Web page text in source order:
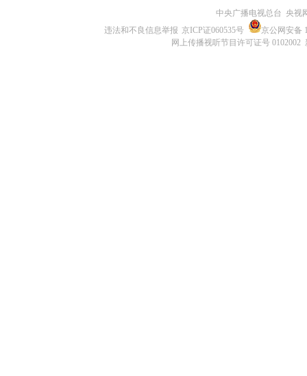
中央广播电视总台 央视
违法和不良信息举报 京ICP证060535号
京公网安备
网上传播视听节目许可证号 0102002